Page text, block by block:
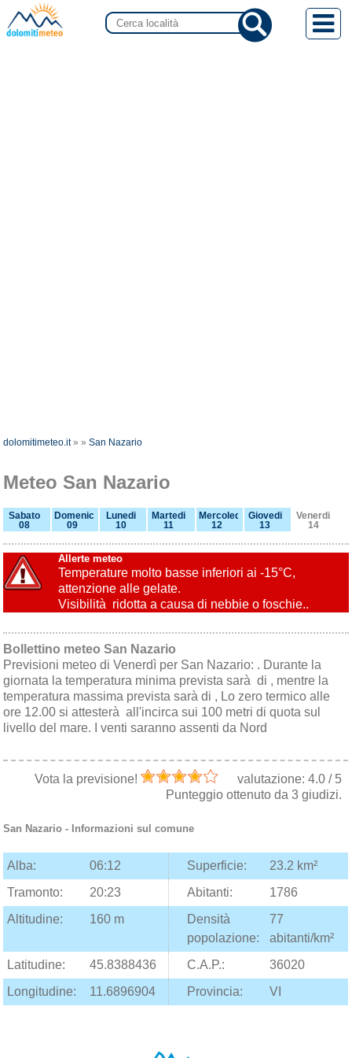
dolomitimeteo.it»»San Nazario
Meteo San Nazario
Sabato
08
Domenica
09
Lunedi
10
Martedi
11
Mercoledi
12
Giovedi
13
Venerdi
14
Allerte meteo
Temperature molto basse inferiori ai -15°C,
attenzione alle gelate.
Visibilità ridotta a causa di nebbie o foschie..
Bollettino meteo San Nazario
Previsioni meteo di Venerdì per San Nazario: . Durante la
giornata la temperatura minima prevista sarà di , mentre la
temperatura massima prevista sarà di , Lo zero termico alle
ore 12.00 si attesterà all'incirca sui 100 metri di quota sul
livello del mare. I venti saranno assenti da Nord
Vota la previsione! valutazione: 4.0/ 5
Punteggio ottenuto da 3 giudizi.
San Nazario - Informazioni sul comune
Alba: 06:12 Superficie:
23.2 km²
Tramonto:
20:23 Abitanti:
1786
Altitudine:
160 m
Densità
popolazione:
77
abitanti/km²
Latitudine:
45.8388436 C.A.P.:
36020
Longitudine:
11.6896904 Provincia: VI